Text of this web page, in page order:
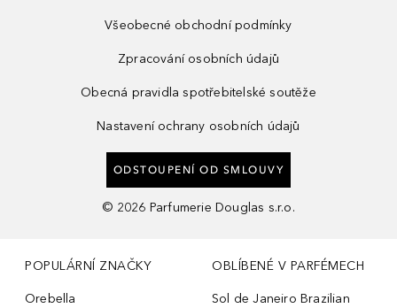
Všeobecné obchodní podmínky
Zpracování osobních údajů
Obecná pravidla spotřebitelské soutěže
Nastavení ochrany osobních údajů
ODSTOUPENÍ OD SMLOUVY
© 2026 Parfumerie Douglas s.r.o.
POPULÁRNÍ ZNAČKY
Orebella
OBLÍBENÉ V PARFÉMECH
Sol de Janeiro Brazilian